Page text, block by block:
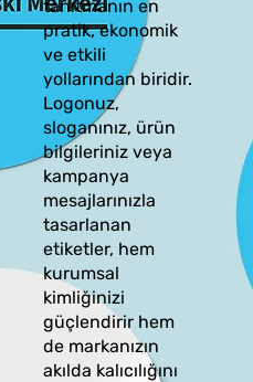
tanıtmanın en
pratik, ekonomik
ve etkili
yollarından biridir.
Logonuz,
sloganınız, ürün
bilgileriniz veya
kampanya
mesajlarınızla
tasarlanan
etiketler, hem
kurumsal
kimliğinizi
güçlendirir hem
de markanızın
akılda kalıcılığını